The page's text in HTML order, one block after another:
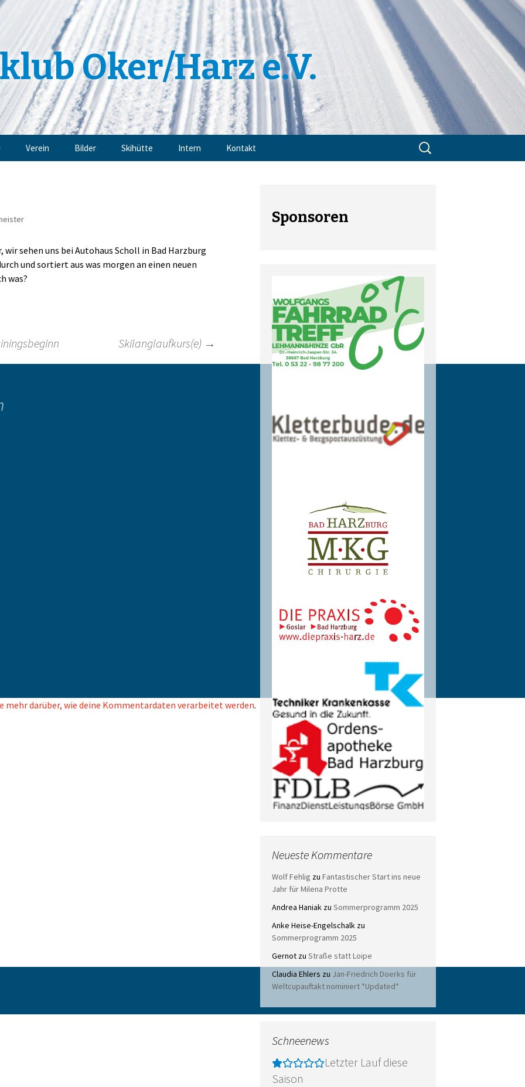
Oker/Harz e.V.
Verein
Sponsoren
Links
Bilder Skihütte Intern Kontakt
Suchen
nach:
wir sehen uns bei Autohaus Scholl in Bad Harzburg
und sortiert aus was morgen an einen neuen
was?
Skilanglaufkurs(e) →
mehr darüber, wie deine Kommentardaten verarbeitet werden.
Sponsoren
Neueste Kommentare
Wolf Fehlig zu Fantastischer Start ins neue
Jahr für Milena Protte
Andrea Haniak zu Sommerprogramm 2025
Anke Heise-Engelschalk zu
Sommerprogramm 2025
Gernot zu Straße statt Loipe
Claudia Ehlers zu Jan-Friedrich Doerks für
Weltcupauftakt nominiert *Updated*
Schneenews
Letzter Lauf diese
Saison